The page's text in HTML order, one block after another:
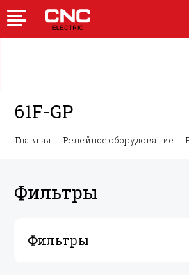
61F-GP
Главная Релейное оборудование
Фильтры
Фильтры